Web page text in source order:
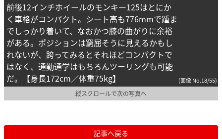
前後12インチホイールのモンキー125はとにか
く車格がコンパクト。シート高も776mmで踵ま
でしっかり着いて、なおかつ膝の曲がりに余裕
がある。ポジションは窮屈そうに見えるかもし
れないが、跨ってみるとそれほどコンパクトで
はなく、通勤通学はもちろんツーリングも可能
だ。【身長172cm／体重75kg】
(画像 No.18/55)
縦スクロールで次の写真へ
記事へ戻る